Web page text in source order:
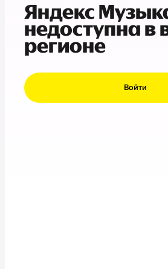
Яндекс
недоступна в
регионе
Войти